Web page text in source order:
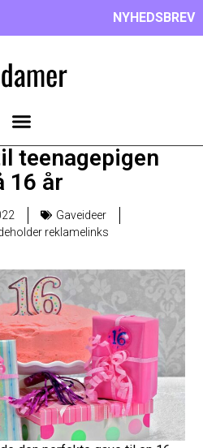
NYHEDSBREV
teenagepigen
16 år
Gaveideer
reklamelinks